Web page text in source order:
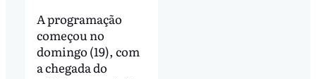
A programação
começou no
domingo (19), com
a chegada do